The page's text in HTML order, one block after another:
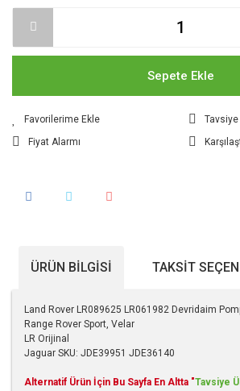
Sepete Ekle
Tavsiye
Fiyat Alarmı
ÜRÜN BILGISI TAKSIT
Land Rover LR089625 LR061982 Devridaim
Range Rover Sport, Velar
LR Orijinal
Jaguar SKU: JDE39951 JDE36140
Alternatif Ürün İçin Bu Sayfa En Altta "Tavsiye